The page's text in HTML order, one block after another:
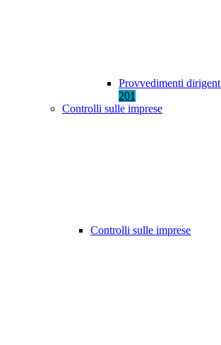
Provvedimenti
201
Controlli sulle imprese
Controlli sulle imprese